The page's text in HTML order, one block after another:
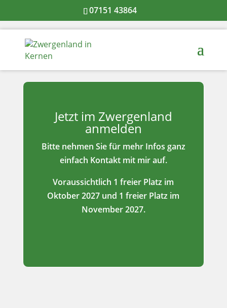
07151 43864
Jetzt im Zwergenland
anmelden
Bitte nehmen Sie für mehr Infos ganz
einfach Kontaktmit mir auf.
Voraussichtlich 1 freier Platz im
Oktober 2027 und 1 freier Platz im
November 2027.